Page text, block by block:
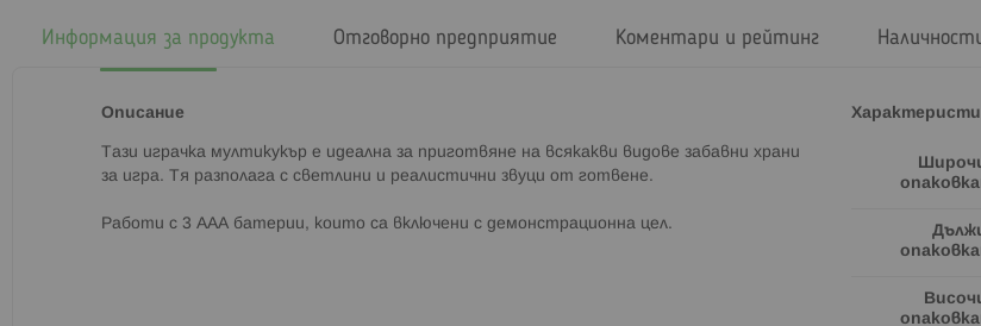
Информация за продукта
Описание
Тази играчка мултикукър е идеална за приготвяне на всякакви видове забавни храни
за игра. Тя разполага с светлини и реалистични звуци от готвене.
Работи с 3 ААА батерии, които са включени с демонстрационна цел.
Отговорно предприятие Коментари и рейтинг